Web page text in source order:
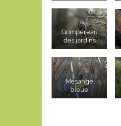
Grimpereau
des jardins
Mésange
bleue